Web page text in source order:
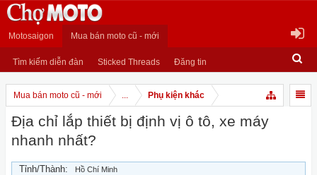
Motosaigon Mua bán moto cũ - mới
Tìm kiếm diễn đàn Sticked Threads Đăng tin
Mua bán moto cũ - mới ... Phụ kiện khác
Địa chỉ lắp thiết bị định vị ô tô, xe máy
nhanh nhất?
Tỉnh/Thành: Hồ Chí Minh